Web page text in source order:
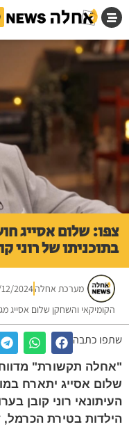
צפו: שלום אסייג
בתוכניתו של רוני
מערכת אחלה2024
הקומיקאי והשחקן שלום אסייג
שתפו כתבה
"אחלה תקשורת"
שלום אסייג יתארח
הילדות בטירת הכרמל,